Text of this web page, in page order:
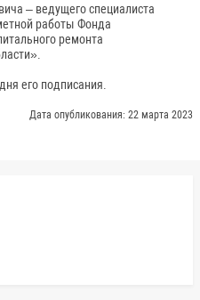
– ведущего специалиста
работы Фонда
ремонта
его подписания.
Дата опубликования: 22 марта 2023